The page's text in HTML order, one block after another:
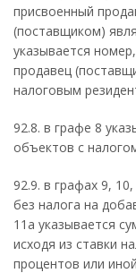
присвоенный
(поставщиком)
указывается
продавец
налоговым
92.8. в графе 8
объектов с
92.9. в графах 9,
без налога на
11а указывается
исходя из ставки
процентов или